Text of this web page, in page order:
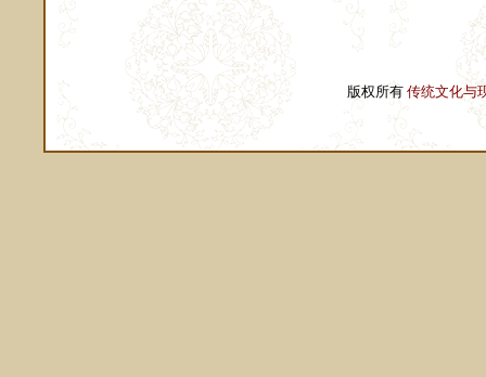
版权所有 传统文化与